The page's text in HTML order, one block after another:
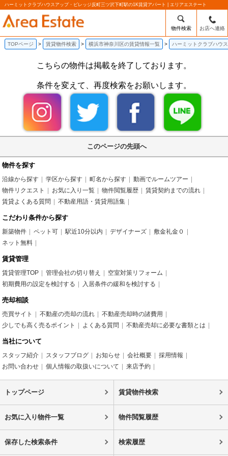
ハーミットクラブハウスアップ・ビレッジ反町三ツ沢下町駅の1K賃貸アパート | エリアエステート
物件検索 お店へ連絡
TOPページ 賃貸物件検索 横浜市神奈川区の賃貸情報一覧 ハーミットクラブハウ
こちらの物件は掲載を終了しております。
条件を変えて、再度検索をお願いします。
このページの先頭へ
物件を探す
沿線から探す 学区から探す 町名から探す
動画でルームツアー
物件リクエスト
お気に入り一覧 物件閲覧履歴
賃貸契約までの流れ
賃貸よくある質問
不動産用語・賃貸用語集
こだわり条件から探す
新築物件 ペット可 駅近10分以内 デザイナーズ
敷金礼金０
ネット無料
賃貸管理
賃貸管理TOP 管理会社の切り替え
空室対策リフォーム
初期費用の設定を検討する
入居条件の緩和を検討する
売却相談
売買サイト 不動産の売却の流れ
不動産売却時の諸費用
少しでも高く売るポイント
よくある質問 不動産売却に必要な書類とは
当社について
スタッフ紹介 スタッフブログ お知らせ 会社概要
採用情報
お問い合わせ
個人情報の取扱いについて 来店予約
トップページ 賃貸物件検索
お気に入り物件一覧 物件閲覧履歴
保存した検索条件 検索履歴